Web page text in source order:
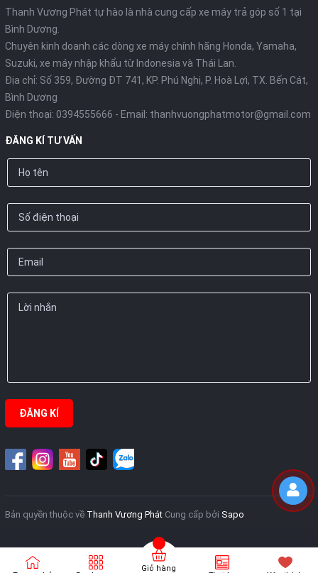
Thanh Vương Phát tự hào là nhà cung cấp xe máy trả góp số 1 tại
Bình Dương.
Chuyên kinh doanh các dòng xe máy chính hãng Honda, Yamaha,
Suzuki, xe máy nhập khẩu từ Indonesia và Thái Lan.
Địa chỉ: Số 359, Đường ĐT 741, KP. Phú Nghị, P. Hoà Lợi, TX. Bến Cát,
Bình Dương
Điện thoại: 0394555666 - Email: thanhvuongphatmotor@gmail.com
ĐĂNG KÍ TƯ VẤN
ĐĂNG KÍ
Bản quyền thuộc về Thanh Vương Phát Cung cấp bởi Sapo
Giỏ hàng